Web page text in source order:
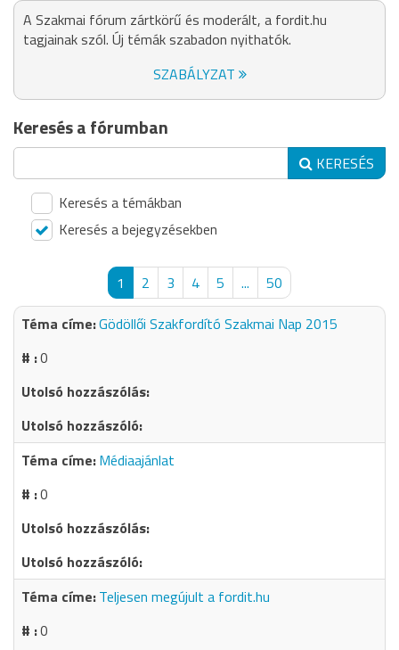
A Szakmai fórum zártkörű és moderált, a fordit.hu
tagjainak szól. Új témák szabadon nyithatók.
SZABÁLYZAT
Keresés a fórumban
KERESÉS
Keresés a témákban
Keresés a bejegyzésekben
1 2 3 4 5 ...
50
Gödöllői Szakfordító Szakmai Nap 2015
0
Médiaajánlat
0
Teljesen megújult a fordit.hu
0